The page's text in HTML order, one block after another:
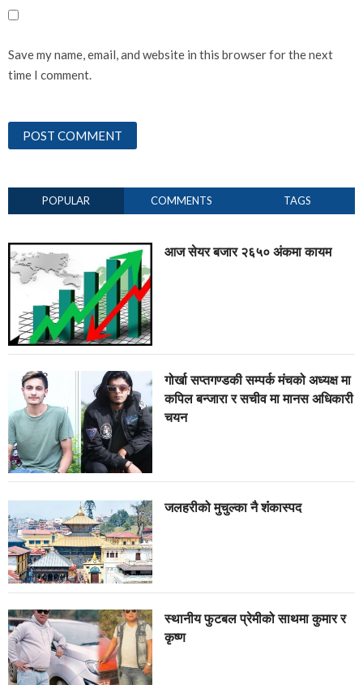
Save my name, email, and website in this browser for the next
time I comment.
POPULAR COMMENTS TAGS
आज सेयर बजार २६५० अंकमा कायम
गोर्खा सप्तगण्डकी सम्पर्क मंचको अध्यक्ष मा
कपिल बन्जारा र सचीव मा मानस अधिकारी
चयन
जलहरीको मुचुल्का नै शंंकास्पद
स्थानीय फुटबल प्रेमीको साथमा कुमार र
कृष्ण